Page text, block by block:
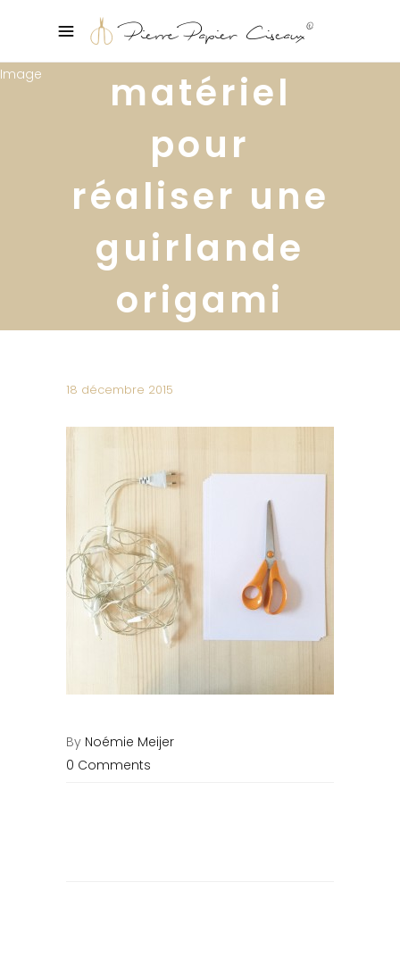
matériel
pour
réaliser une
guirlande
origami
18 décembre 2015
By Noémie Meijer
0 Comments